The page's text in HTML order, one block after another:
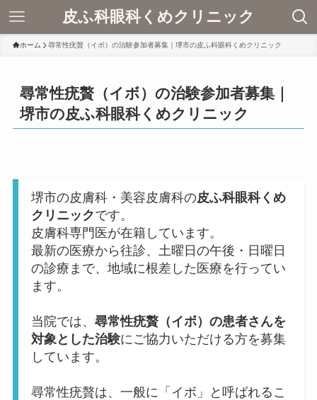
皮ふ科眼科くめクリニック
ホーム 尋常性疣贅（イボ）の治験参加者募集｜堺市の皮ふ科眼科くめクリニック
尋常性疣贅（イボ）の治験参加者募集｜
堺市の皮ふ科眼科くめクリニック
堺市の皮膚科・美容皮膚科の皮ふ科眼科くめ
クリニックです。
皮膚科専門医が在籍しています。
最新の医療から往診、土曜日の午後・日曜日
の診療まで、地域に根差した医療を行ってい
ます。
当院では、 尋常性疣贅（イボ）の患者さんを
対象とした治験にご協力いただける方を募集
しています。
尋常性疣贅は、一般に「イボ」と呼ばれるこ